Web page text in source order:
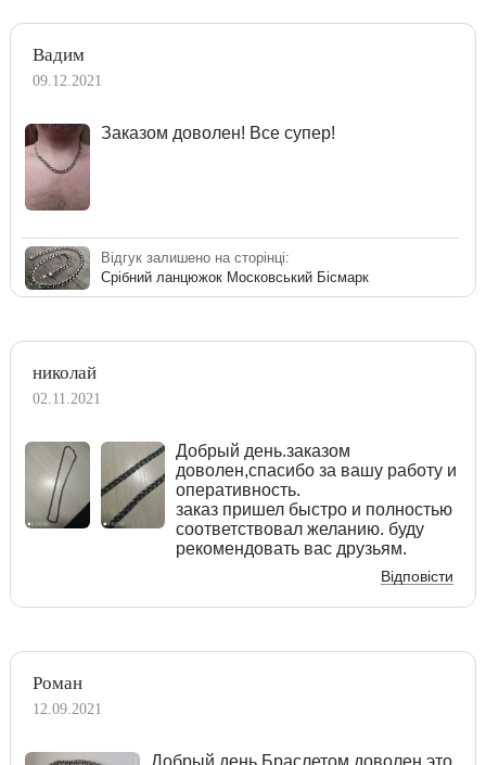
Вадим
09.12.2021
Заказом доволен! Все супер!
Відгук залишено на сторінці:
Срібний ланцюжок Московський Бісмарк
николай
02.11.2021
Добрый день.заказом
доволен,спасибо за вашу работу и
оперативность.
заказ пришел быстро и полностью
соответствовал желанию. буду
рекомендовать вас друзьям.
Відповісти
Роман
12.09.2021
Добрый день.Браслетом доволен,это